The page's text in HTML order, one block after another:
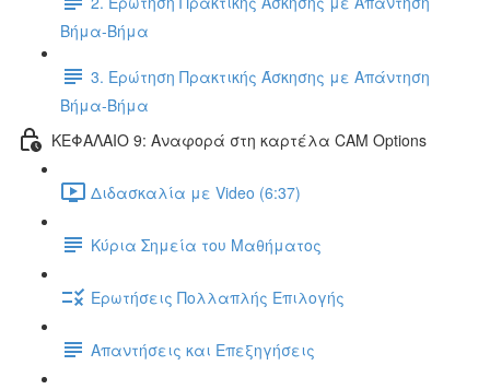
Βήμα-Βήμα
3. Ερώτηση Πρακτικής Άσκησης με Απάντηση
Βήμα-Βήμα
ΚΕΦΑΛΑΙΟ 9: Αναφορά στη καρτέλα CAM Options
Διδασκαλία με Video (6:37)
Κύρια Σημεία του Μαθήματος
Ερωτήσεις Πολλαπλής Επιλογής
Απαντήσεις και Επεξηγήσεις